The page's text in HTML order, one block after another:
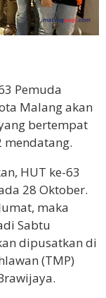
Pemuda
Malang akan
bertempat
mendatang.
HUT ke-63
28 Oktober.
maka
Sabtu
dipusatkan di
(TMP)